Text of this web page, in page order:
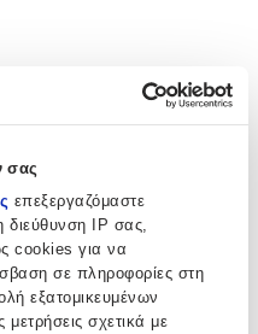
σας
επεξεργαζόμαστε
IP σας,
cookies για να
σε πληροφορίες στη
εξατομικευμένων
μετρήσεις σχετικά με